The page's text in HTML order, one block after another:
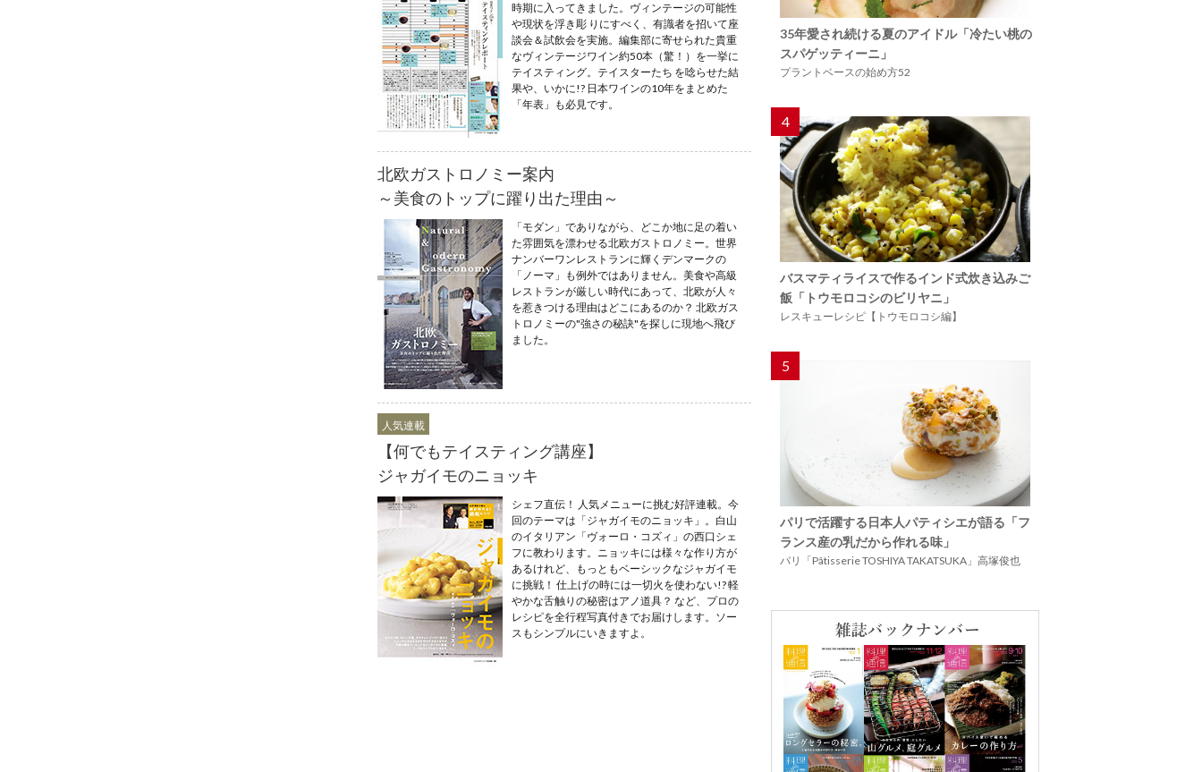
時期に入ってきました。ヴィンテージの可能性
や現状を浮き彫 りにすべく、有識者を招いて座
談会＆試飲会を実施。編集部に寄せられた貴重
なヴィンテージワイン約50本（驚！）を一挙に
テイスティング。テイスターたち を唸らせた結
果や、いかに!? 日本ワインの10年をまとめた
「年表」も必見です。
北欧ガストロノミー案内
～美食のトップに躍り出た理由～
「モダン」でありながら、どこか地に足の着い
た雰囲気を漂わせる北欧ガストロノミー。世界
ナンバーワンレストランに輝くデンマークの
「ノーマ」も例外ではありません。美食や高級
レストランが厳しい時代にあって、北欧が人々
を惹きつける理由はどこにあるのか？ 北欧ガス
トロノミーの"強さの秘訣"を探しに現地へ飛び
ました。
人気連載
【何でもテイスティング講座】
ジャガイモのニョッキ
シェフ直伝！ 人気メニューに挑む好評連載。今
回のテーマは「ジャガイモのニョッキ」。白山
のイタリアン「ヴォーロ・コズィ」の西口シェ
フに教わります。ニョッキには様々な作り方が
あるけれど、もっともベーシックなジャガイモ
に挑戦！ 仕上げの時には一切火を使わない!? 軽
やかな舌触りの秘密はアノ道具？ など、プロの
レシピを全行程写真付きでお届けします。ソー
スもシンプルにいきますよ。
35年愛され続ける夏のアイドル「冷たい桃の
スパゲッティーニ」
プラントベースの始め方52
4
バスマティライスで作るインド式炊き込みご
飯「トウモロコシのビリヤニ」
レスキューレシピ【トウモロコシ編】
5
パリで活躍する日本人パティシエが語る「フ
ランス産の乳だから作れる味」
パリ「Pâtisserie TOSHIYA TAKATSUKA」高塚俊也